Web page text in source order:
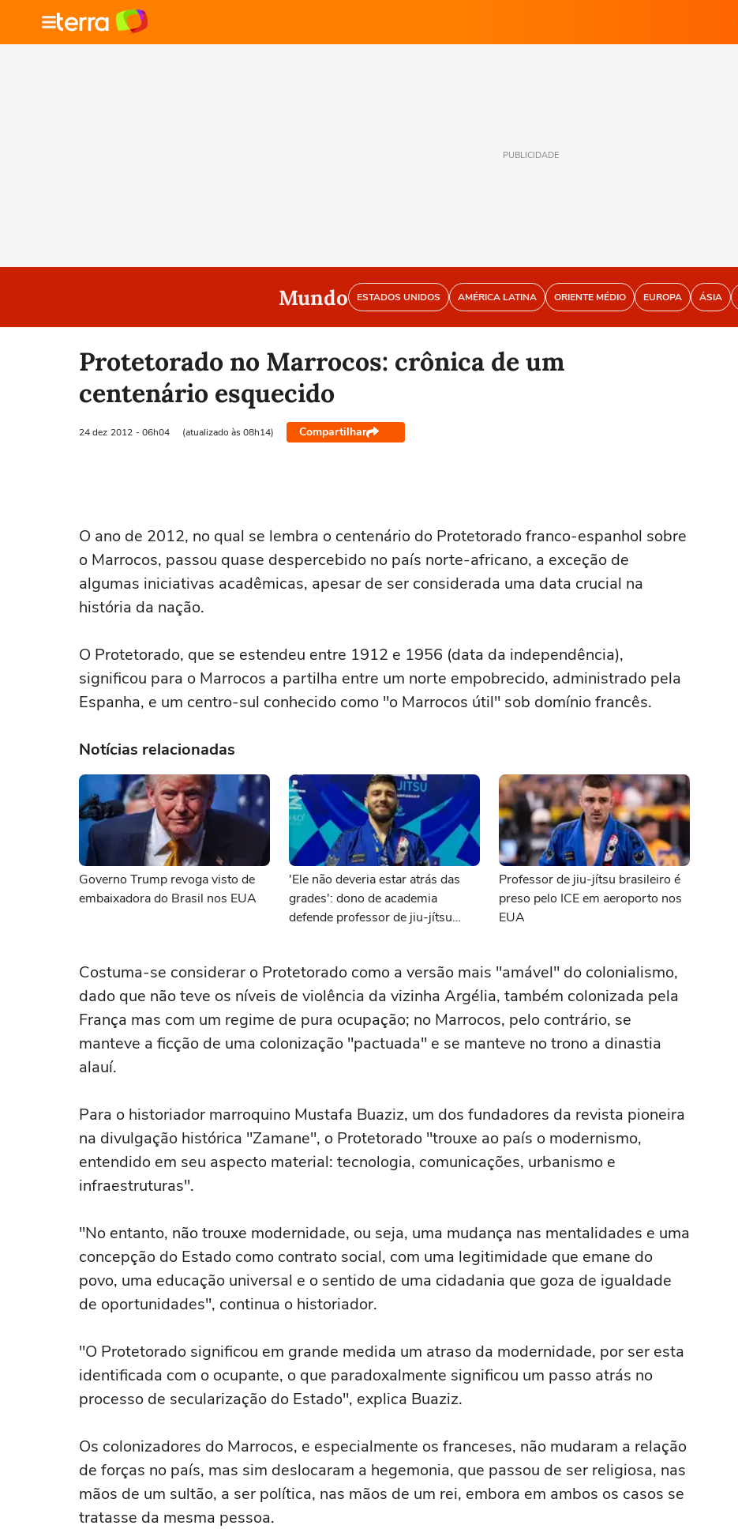
PUBLICIDADE
Mundo ESTADOS UNIDOS AMÉRICA LATINA ORIENTE MÉDIO EUROPA ÁSIA
Protetorado no Marrocos: crônica de um
centenário esquecido
24 dez 2012 - 06h04 (atualizado às 08h14) Compartilhar
O ano de 2012, no qual se lembra o centenário do Protetorado franco-espanhol sobre
o Marrocos, passou quase despercebido no país norte-africano, a exceção de
algumas iniciativas acadêmicas, apesar de ser considerada uma data crucial na
história da nação.
O Protetorado, que se estendeu entre 1912 e 1956 (data da independência),
significou para o Marrocos a partilha entre um norte empobrecido, administrado pela
Espanha, e um centro-sul conhecido como "o Marrocos útil" sob domínio francês.
Notícias relacionadas
Governo Trump revoga visto de
embaixadora do Brasil nos EUA
'Ele não deveria estar atrás das
grades': dono de academia
defende professor de jiu-jítsu
Professor de jiu-jítsu brasileiro é
preso pelo ICE em aeroporto nos
EUA
Costuma-se considerar o Protetorado como a versão mais "amável" do colonialismo,
dado que não teve os níveis de violência da vizinha Argélia, também colonizada pela
França mas com um regime de pura ocupação; no Marrocos, pelo contrário, se
manteve a ficção de uma colonização "pactuada" e se manteve no trono a dinastia
alauí.
Para o historiador marroquino Mustafa Buaziz, um dos fundadores da revista pioneira
na divulgação histórica "Zamane", o Protetorado "trouxe ao país o modernismo,
entendido em seu aspecto material: tecnologia, comunicações, urbanismo e
infraestruturas".
"No entanto, não trouxe modernidade, ou seja, uma mudança nas mentalidades e uma
concepção do Estado como contrato social, com uma legitimidade que emane do
povo, uma educação universal e o sentido de uma cidadania que goza de igualdade
de oportunidades", continua o historiador.
"O Protetorado significou em grande medida um atraso da modernidade, por ser esta
identificada com o ocupante, o que paradoxalmente significou um passo atrás no
processo de secularização do Estado", explica Buaziz.
Os colonizadores do Marrocos, e especialmente os franceses, não mudaram a relação
de forças no país, mas sim deslocaram a hegemonia, que passou de ser religiosa, nas
mãos de um sultão, a ser política, nas mãos de um rei, embora em ambos os casos se
tratasse da mesma pessoa.